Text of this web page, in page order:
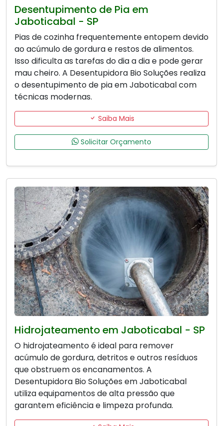
Desentupimento de Pia em
Jaboticabal - SP
Pias de cozinha frequentemente entopem devido
ao acúmulo de gordura e restos de alimentos.
Isso dificulta as tarefas do dia a dia e pode gerar
mau cheiro. A Desentupidora Bio Soluções realiza
o desentupimento de pia em Jaboticabal com
técnicas modernas.
Saiba Mais
Solicitar Orçamento
Hidrojateamento em Jaboticabal - SP
O hidrojateamento é ideal para remover
acúmulo de gordura, detritos e outros resíduos
que obstruem os encanamentos. A
Desentupidora Bio Soluções em Jaboticabal
utiliza equipamentos de alta pressão que
garantem eficiência e limpeza profunda.